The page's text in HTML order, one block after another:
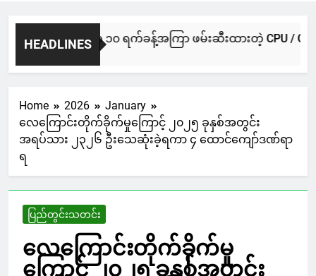
HEADLINES
NUG မကွေးအဖွဲ့က ၁၀ ရက်ခန့်အကြာ ဖမ်းဆီးထားတဲ့ CPU /
15 Hours Ago
Home 2026
January
လေကြောင်းတိုက်ခိုက်မှုကြောင့် ၂၀၂၅ ခုနှစ်အတွင်း
အရပ်သား ၂၃၂၆ ဦးသေဆုံးခဲ့ရကာ ၄ ထောင်ကျော်ဒဏ်ရာ
ရ
ပြည်တွင်းသတင်း
လေကြောင်းတိုက်ခိုက်မှု
ကြောင့် ၂၀၂၅ ခုနှစ်အတွင်း